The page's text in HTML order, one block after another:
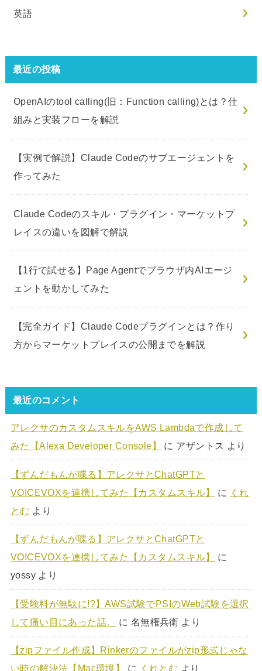
英語
最近の投稿
OpenAIのtool calling(旧：Function calling)とは？仕
組みと実装フローを解説
【実例で解説】Claude Codeのサブエージェントを
作ってみた
Claude Codeのスキル・プラグイン・マーケットプ
レイスの違いを図解で解説
【1行で試せる】Page Agentでブラウザ内AIエージ
ェントを動かしてみた
【完全ガイド】Claude Codeプラグインとは？作り
方からマーケットプレイスの公開までを解説
最近のコメント
アレクサのカスタムスキルをAWS Lambdaで作成して
みた【Alexa Developer Console】
に アザントス より
【ずんだもんが喋る】アレクサとChatGPTと
VOICEVOXを連携してみた【カスタムスキル】
に
くれ
とむ より
【ずんだもんが喋る】アレクサとChatGPTと
VOICEVOXを連携してみた【カスタムスキル】
に
yossyより
【受験料が無駄に!?】AWS試験でPSIのWeb試験を選択
して痛い目にあった話。
に 名無権兵衛 より
【zipファイル作成】Rinkerのファイルがzip形式じゃな
い時の解決法【Mac環境】
に くれとむ より